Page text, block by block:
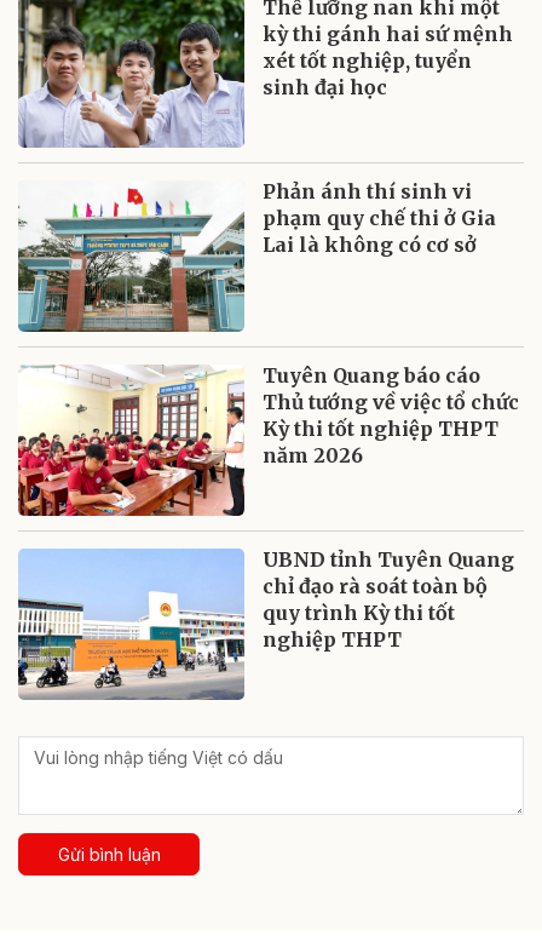
Thế lưỡng nan khi một
kỳ thi gánh hai sứ mệnh
xét tốt nghiệp, tuyển
sinh đại học
Phản ánh thí sinh vi
phạm quy chế thi ở Gia
Lai là không có cơ sở
Tuyên Quang báo cáo
Thủ tướng về việc tổ chức
Kỳ thi tốt nghiệp THPT
năm 2026
UBND tỉnh Tuyên Quang
chỉ đạo rà soát toàn bộ
quy trình Kỳ thi tốt
nghiệp THPT
Gửi bình luận